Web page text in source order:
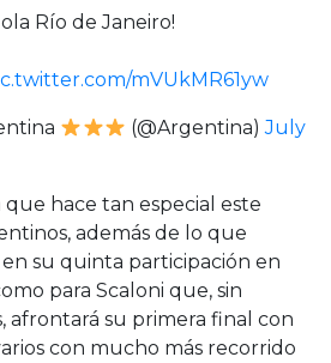
Río de Janeiro!
mVUkMR61yw
(@Argentina)July
que hace tan especial este
además de lo que
en su quinta participación en
para Scaloni que, sin
afrontará su primera final con
con mucho más recorrido